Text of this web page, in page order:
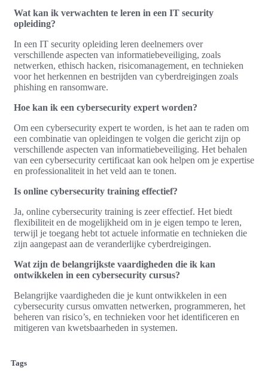
Wat kan ik verwachten te leren in een IT security
opleiding?
In een IT security opleiding leren deelnemers over
verschillende aspecten van informatiebeveiliging, zoals
netwerken, ethisch hacken, risicomanagement, en technieken
voor het herkennen en bestrijden van cyberdreigingen zoals
phishing en ransomware.
Hoe kan ik een cybersecurity expert worden?
Om een cybersecurity expert te worden, is het aan te raden om
een combinatie van opleidingen te volgen die gericht zijn op
verschillende aspecten van informatiebeveiliging. Het behalen
van een cybersecurity certificaat kan ook helpen om je expertise
en professionaliteit in het veld aan te tonen.
Is online cybersecurity training effectief?
Ja, online cybersecurity training is zeer effectief. Het biedt
flexibiliteit en de mogelijkheid om in je eigen tempo te leren,
terwijl je toegang hebt tot actuele informatie en technieken die
zijn aangepast aan de veranderlijke cyberdreigingen.
Wat zijn de belangrijkste vaardigheden die ik kan
ontwikkelen in een cybersecurity cursus?
Belangrijke vaardigheden die je kunt ontwikkelen in een
cybersecurity cursus omvatten netwerken, programmeren, het
beheren van risico’s, en technieken voor het identificeren en
mitigeren van kwetsbaarheden in systemen.
Tags